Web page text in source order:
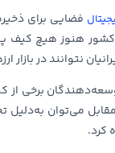
فضایی برای
هنوز هیچ کیف
نتوانند در بازار
برخی از
می‌توان به‌دلیل
کرد.